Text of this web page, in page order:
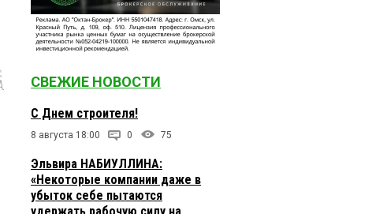
СВЕЖИЕ НОВОСТИ
С Днем строителя!
8 августа 18:00 0 75
Эльвира НАБИУЛЛИНА:
«Некоторые компании даже в
убыток себе пытаются